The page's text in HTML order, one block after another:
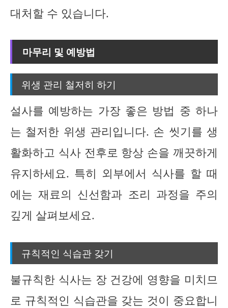
대처할 수 있습니다.
마무리 및 예방법
위생 관리 철저히 하기
설사를 예방하는 가장 좋은 방법 중 하나
는 철저한 위생 관리입니다. 손 씻기를 생
활화하고 식사 전후로 항상 손을 깨끗하게
유지하세요. 특히 외부에서 식사를 할 때
에는 재료의 신선함과 조리 과정을 주의
깊게 살펴보세요.
규칙적인 식습관 갖기
불규칙한 식사는 장 건강에 영향을 미치므
로 규칙적인 식습관을 갖는 것이 중요합니